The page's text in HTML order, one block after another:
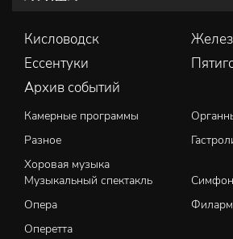
Кисловодск
Ессентуки
Архив событий
Камерные программы
Разное
Хоровая музыка
Музыкальный спектакль
Опера
Оперетта